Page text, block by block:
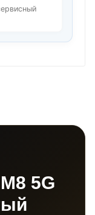
5G